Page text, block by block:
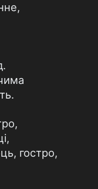
гостро,